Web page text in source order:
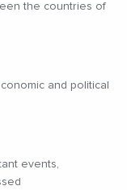
the countries of
and political
events,